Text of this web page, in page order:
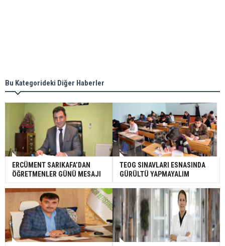
Bu Kategorideki Diğer Haberler
ERCÜMENT SARIKAFA’DAN
ÖĞRETMENLER GÜNÜ MESAJI
TEOG SINAVLARI ESNASINDA
GÜRÜLTÜ YAPMAYALIM